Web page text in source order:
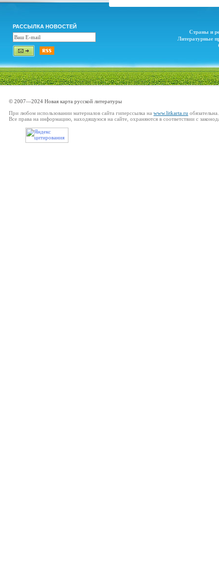
РАССЫЛКА НОВОСТЕЙ
Страны и
Литературные
© 2007—2024 Новая карта русской литературы
При любом использовании материалов сайта гиперссылка на www.litkarta.ru обязательна.
Все права на информацию, находящуюся на сайте, охраняются в соответствии с